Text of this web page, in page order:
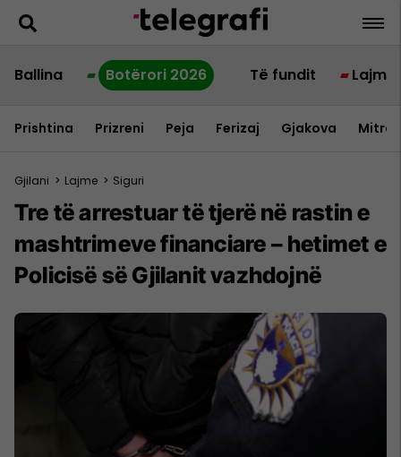
Ballina Botërori 2026 Të fundit Lajme
Prishtina Prizreni Peja Ferizaj Gjakova
Gjilani > Lajme > Siguri
Tre të arrestuar të tjerë në rastin e
mashtrimeve financiare – hetimet e
Policisë së Gjilanit vazhdojnë